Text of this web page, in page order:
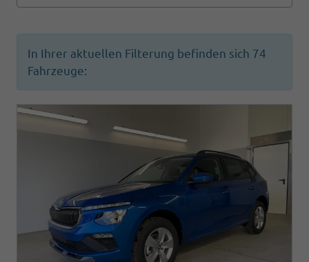
In Ihrer aktuellen Filterung befinden sich 74
Fahrzeuge: